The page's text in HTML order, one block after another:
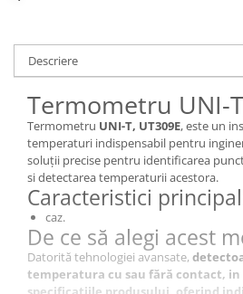
Descriere
Termometru UNI-
Termometru UNI-T, UT309E, este un
temperaturi indispensabil pentru
soluții precise pentru identificarea
si detectarea temperaturii acestora.
Caracteristici
caz.
De ce să alegi acest
Datorită tehnologiei avansate,
temperatura cu sau fără contact,